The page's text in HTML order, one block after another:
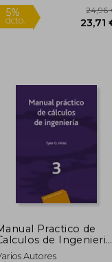
Tapa Blanda,
Nuevo
Practico de
de Ingenieria
3
Autores